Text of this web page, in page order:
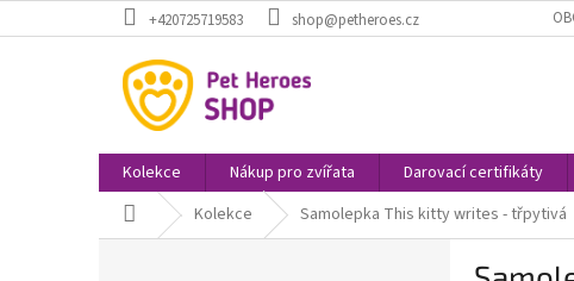
na
+420725719583 shop@petheroes.cz
Kolekce Nákup pro zvířata Darovací certifikáty
Domů Kolekce Samolepka This kitty writes - třpytivá